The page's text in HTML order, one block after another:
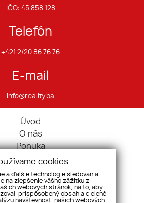
IČO: 45 858 128
Telefón
+421 2/20 86 76 76
E-mail
info@reality.ba
Úvod
O nás
Ponuka
cookies
Ponúknite nám
Služby
Kontakt
cookies
a ďalšie technológie sledovania
na zlepšenie vášho zážitku z
webových stránok, na to, aby
prispôsobený obsah a cielené
návštevnosti našich webových